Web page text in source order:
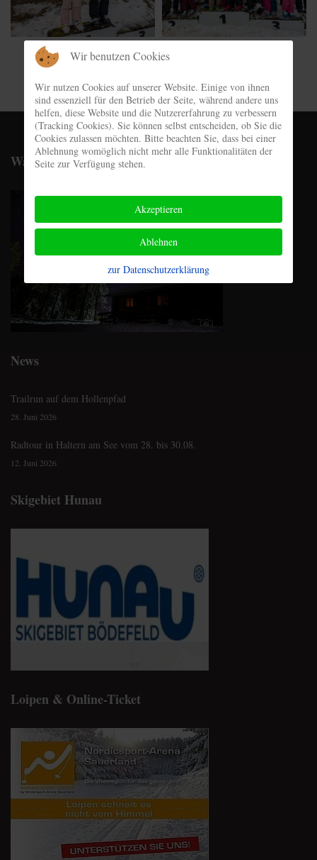
Wachshütte
News
Trailrun auf dem Hollenpfad
28. Juni 2026
Radtour in Haltern am See vom 28. bis 30.08.
12. Juni 2026
Skigebiet Hunau
Loipen & Online-Ticket
Wir benutzen Cookies
Wir nutzen Cookies auf unserer Website. Einige von ihnen
sind essenziell für den Betrieb der Seite, während andere uns
helfen, diese Website und die Nutzererfahrung zu verbessern
(Tracking Cookies). Sie können selbst entscheiden, ob Sie die
Cookies zulassen möchten. Bitte beachten Sie, dass bei einer
Ablehnung womöglich nicht mehr alle Funktionalitäten der
Seite zur Verfügung stehen.
Akzeptieren
Ablehnen
zur Datenschutzerklärung